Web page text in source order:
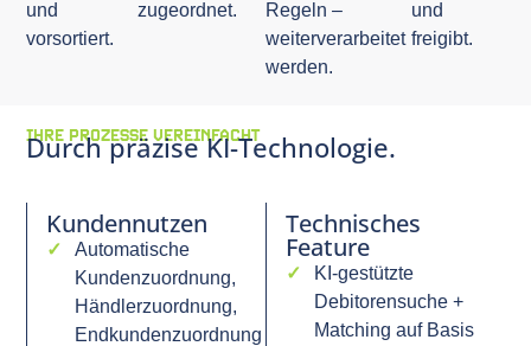
und
vorsortiert.
zugeordnet.
Regeln –
weiterverarbeitet
werden.
und
freigibt.
IHRE PROZESSE VEREINFACHT
Durch präzise KI-Technologie.
Kundennutzen
Automatische
Kundenzuordnung,
Händlerzuordnung,
Endkundenzuordnung
Technisches
Feature
KI-gestützte
Debitorensuche +
Matching auf Basis